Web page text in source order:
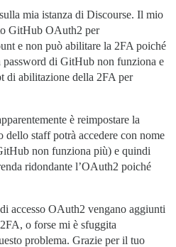
mia istanza di Discourse. Il mio
GitHub OAuth2 per
e non può abilitare la 2FA poiché
password di GitHub non funziona e
di abilitazione della 2FA per
è reimpostare la
staff potrà accedere con nome
non funziona più) e quindi
ridondante l’OAuth2 poiché
accesso OAuth2 vengano aggiunti
o forse mi è sfuggita
problema. Grazie per il tuo